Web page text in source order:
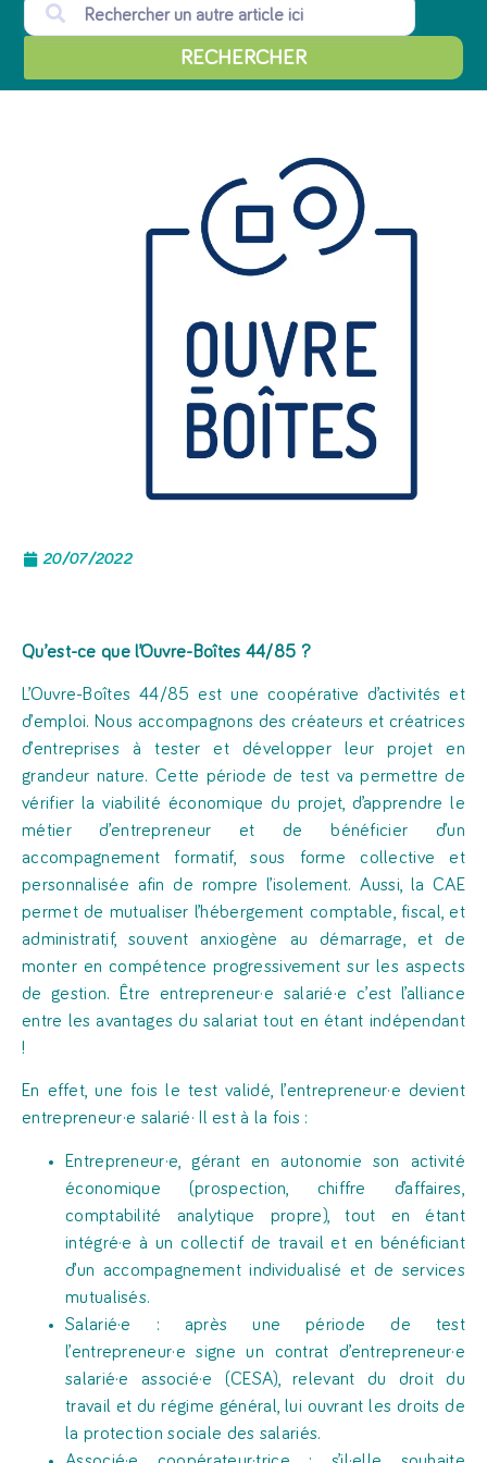
RECHERCHER
20/07/2022
Qu’est-ce quel’Ouvre-Boîtes 44/85 ?
L’Ouvre-Boîtes 44/85 est une coopérative d’activités et
d’emploi. Nous accompagnons des créateurs et créatrices
d’entreprises à tester et développer leur projet en
grandeur nature. Cette période de test va permettre de
vérifier la viabilité économique du projet, d’apprendre le
métier d’entrepreneur et de bénéficier d’un
accompagnement formatif, sous forme collective et
personnalisée afin de rompre l’isolement. Aussi, la CAE
permet de mutualiser l’hébergement comptable, fiscal, et
administratif, souvent anxiogène au démarrage, et de
monter en compétence progressivement sur les aspects
de gestion. Être entrepreneur·e salarié·e c’est l’alliance
entre les avantages du salariat tout en étant indépendant
!
En effet, une fois le test validé, l’entrepreneur·e devient
entrepreneur·e salarié· Il est à la fois :
Entrepreneur·e, gérant en autonomie son activité
économique (prospection, chiffre d’affaires,
comptabilité analytique propre), tout en étant
intégré·e à un collectif de travail et en bénéficiant
d’un accompagnement individualisé et de services
mutualisés.
Salarié·e : après une période de test
l’entrepreneur·e signe un contrat d’entrepreneur·e
salarié·e associé·e (CESA), relevant du droit du
travail et du régime général, lui ouvrant les droits de
la protection sociale des salariés.